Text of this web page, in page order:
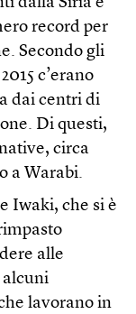
dalla Siria e
record per
Secondo gli
c’erano
dai centri di
Di questi,
circa
a Warabi.
Iwaki, che si è
alle
alcuni
lavorano in